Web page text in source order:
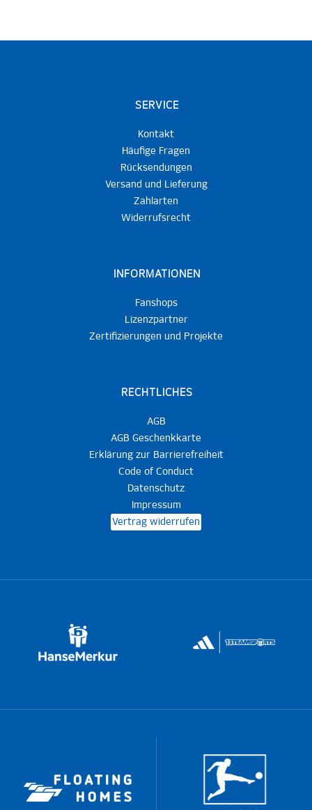
SERVICE
Kontakt
Häufige Fragen
Rücksendungen
Versand und Lieferung
Zahlarten
Widerrufsrecht
INFORMATIONEN
Fanshops
Lizenzpartner
Zertifizierungen und Projekte
RECHTLICHES
AGB
AGB Geschenkkarte
Erklärung zur Barrierefreiheit
Code of Conduct
Datenschutz
Impressum
Vertrag widerrufen